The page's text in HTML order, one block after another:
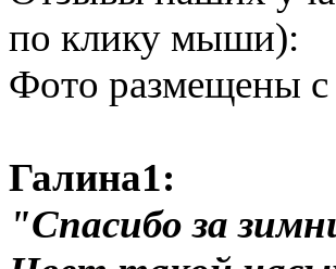
по клику мыши):
Фото размещены
Галина1:
"Спасибо за